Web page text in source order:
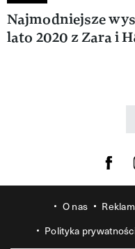
Najmodniejsze
lato 2020 z Zara i
Visit us
O nas
Polityka